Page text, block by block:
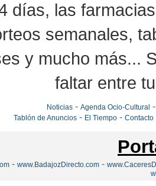
días, las
semanales,
y mucho más...
faltar entre
Noticias -Agenda Ocio-Cultural
Tablón de Anuncios - El Tiempo -Contacto
- www.BadajozDirecto.com -